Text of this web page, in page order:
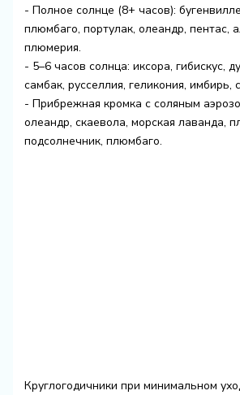
- Полное солнце (8+ часов):
плюмбаго, портулак, олеандр, пентас,
плюмерия.
- 5–6 часов солнца: иксора, гибискус,
самбак, русселлия, геликония, имбирь,
- Прибрежная кромка с соляным
олеандр, скаевола, морская лаванда,
подсолнечник, плюмбаго.
Круглогодичники при минимальном